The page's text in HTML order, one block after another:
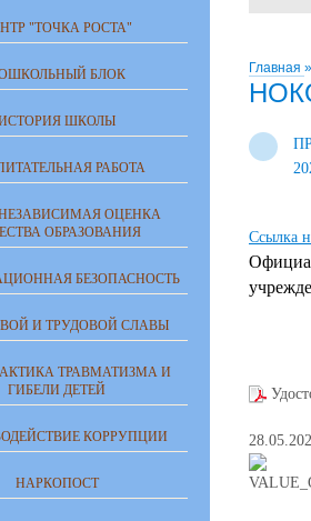
Главная »
Ccылка
"ТОЧКА РОСТА"
БЛОК
ШКОЛЫ
РАБОТА
ОЦЕНКА
ОБРАЗОВАНИЯ
БЕЗОПАСНОСТЬ
И ТРУДОВОЙ СЛАВЫ
ТРАВМАТИЗМА И
ГИБЕЛИ ДЕТЕЙ
КОРРУПЦИИ
НАРКОПОСТ